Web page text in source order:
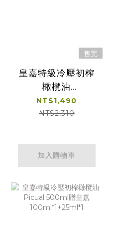
售完
皇嘉特級冷壓初榨
橄欖油
Picual250ml*2贈
皇嘉
NT$1,490
NT$2,310
加入購物車